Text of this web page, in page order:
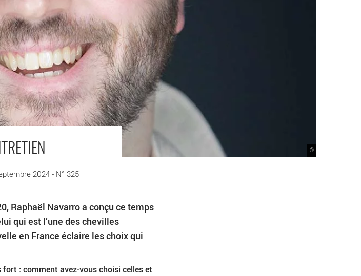
©
2024 - N° 325
Raphaël Navarro a conçu ce temps
qui est l’une des chevilles
en France éclaire les choix qui
: comment avez-vous choisi celles et